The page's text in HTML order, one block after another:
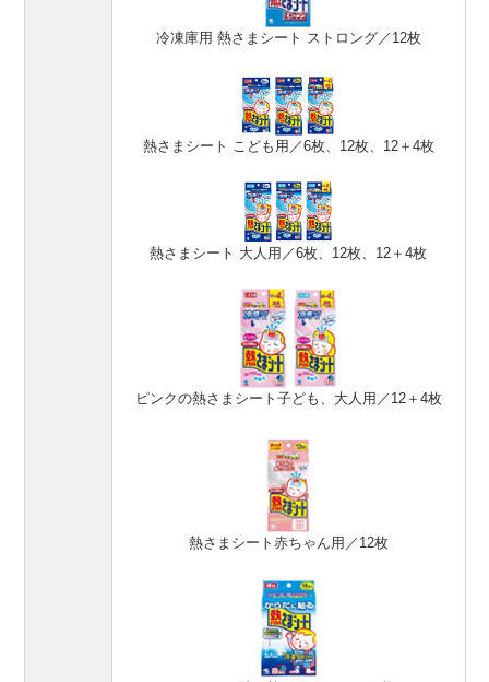
冷凍庫用 熱さまシート ストロング／12枚
熱さまシート こども用／6枚、12枚、12＋4枚
熱さまシート 大人用／6枚、12枚、12＋4枚
ピンクの熱さまシート子ども、大人用／12＋4枚
熱さまシート赤ちゃん用／12枚